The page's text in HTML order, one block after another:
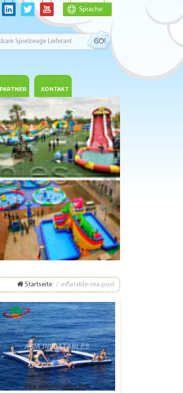
Sprache
PARTNER KONTAKT
Startseite / inflatable-sea-pool